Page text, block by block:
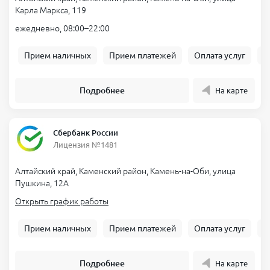
Круглосуточная обработка заявок и моментальная выдача на
карту.
комиссий.
Как взять займ в Камень-на-Оби
Заполните короткую анкету: паспортные данные, телефон,
номер карты.
Подтвердите личность через фото и СМС-код.
Ознакомьтесь с договором и подпишите его электронным
Карла Маркса, 119
ежедневно, 08:00–22:00
Прием наличных Прием платежей Оплата услуг
Подробнее На карте
Сбербанк России
Лицензия №1481
Алтайский край, Каменский район, Камень-на-Оби, улица
Пушкина, 12А
Открыть график работы
Прием наличных Прием платежей Оплата услуг
Подробнее На карте